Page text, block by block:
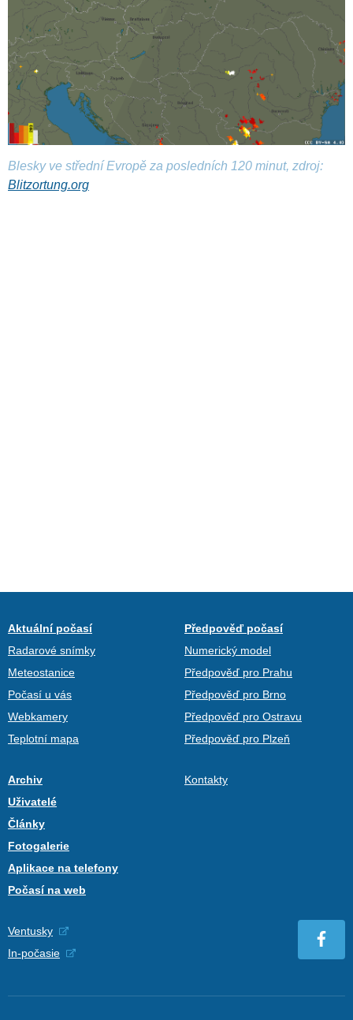
Blesky ve střední Evropě za posledních 120 minut, zdroj:
Blitzortung.org
Aktuální počasí
Radarové snímky
Meteostanice
Počasí u vás
Webkamery
Teplotní mapa
Předpověď počasí
Numerický model
Předpověď pro Prahu
Předpověď pro Brno
Předpověď pro Ostravu
Předpověď pro Plzeň
Archiv
Uživatelé
Články
Fotogalerie
Aplikace na telefony
Počasí na web
Kontakty
Ventusky
In-počasie